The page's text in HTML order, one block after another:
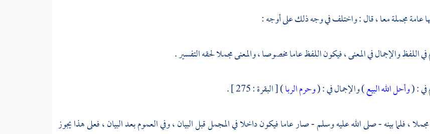
عامة مجملة معا ، قال : واختلف في وجه ذلك على أوجه :
اللفظ والإجمال في المعنى ، فيكون اللفظ عاما مخصوصا ، والمعنى مجملا لحقه التفسير .
في : (وأحل الله البيع) والإجمال في : (وحرم الربا) [ البقرة : 275 ] .
، فلما بينه - صلى الله عليه وسلم - صار عاما فيكون داخلا في المجمل قبل البيان ، وفي العموم بعد البيان ، فعلى هذا يجوز